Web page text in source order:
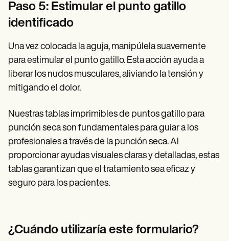
Paso 5: Estimular el punto gatillo
identificado
Una vez colocada la aguja, manipúlela suavemente
para estimular el punto gatillo. Esta acción ayuda a
liberar los nudos musculares, aliviando la tensión y
mitigando el dolor.
Nuestras tablas imprimibles de puntos gatillo para
punción seca son fundamentales para guiar a los
profesionales a través de la punción seca. Al
proporcionar ayudas visuales claras y detalladas, estas
tablas garantizan que el tratamiento sea eficaz y
seguro para los pacientes.
¿Cuándo utilizaría este formulario?